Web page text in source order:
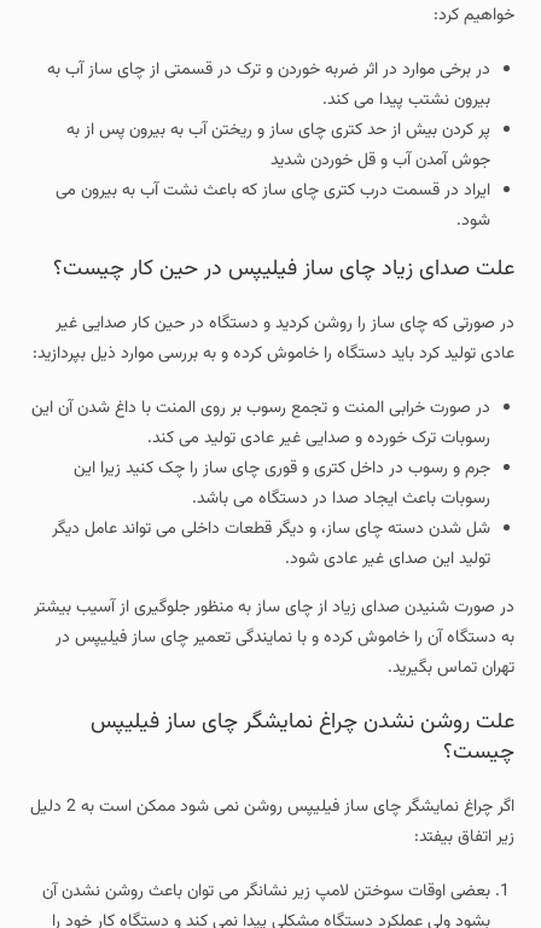
خواهیم کرد:
در برخی موارد در اثر ضربه خوردن و ترک در قسمتی از چای ساز آب به
بیرون نشتب پیدا می کند.
پر کردن بیش از حد کتری چای ساز و ریختن آب به بیرون پس از به
جوش آمدن آب و قل خوردن شدید
ایراد در قسمت درب کتری چای ساز که باعث نشت آب به بیرون می
شود.
علت صدای زیاد چای ساز فیلیپس در حین کار چیست؟
در صورتی که چای ساز را روشن کردید و دستگاه در حین کار صدایی غیر
عادی تولید کرد باید دستگاه را خاموش کرده و به بررسی موارد ذیل بپردازید:
در صورت خرابی المنت و تجمع رسوب بر روی المنت با داغ شدن آن این
رسوبات ترک خورده و صدایی غیر عادی تولید می کند.
جرم و رسوب در داخل کتری و قوری چای ساز را چک کنید زیرا این
رسوبات باعث ایجاد صدا در دستگاه می باشد.
شل شدن دسته چای ساز، و دیگر قطعات داخلی می تواند عامل دیگر
تولید این صدای غیر عادی شود.
در صورت شنیدن صدای زیاد از چای ساز به منظور جلوگیری از آسیب بیشتر
به دستگاه آن را خاموش کرده و با نمایندگی تعمیر چای ساز فیلیپس در
تهران تماس بگیرید.
علت روشن نشدن چراغ نمایشگر چای ساز فیلیپس
چیست؟
اگر چراغ نمایشگر چای ساز فیلیپس روشن نمی شود ممکن است به 2 دلیل
زیر اتفاق بیفتد:
بعضی اوقات سوختن لامپ زیر نشانگر می توان باعث روشن نشدن آن
بشود ولی عملکرد دستگاه مشکلی پیدا نمی کند و دستگاه کار خود را